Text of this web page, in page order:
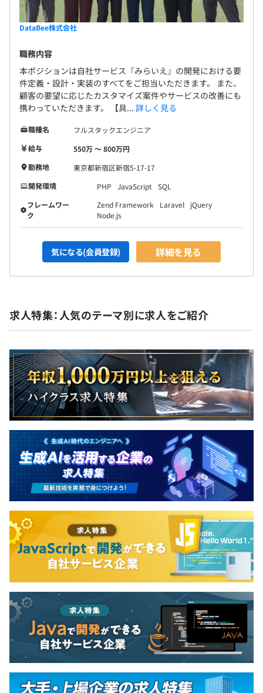
プロジェクトごとに選択、ウォーターフォール、アジャイ
■比較的コミュニケーションをとる機会が多い環境です！
全部門が１フロアで勤務しており、部門の垣根を超えたコ
ミュニケーションが多くあります。
また、開発部門では、出社での勤務時もオンラインで常時
接続しており、聞きたいことなどはその場ですぐ確認でき
ます。
ちょっと話が長くなりそうな場合は、ブレイクアウトルー
ることもあります。
Slackに記載した質問なども知っているメンバーがレスし
てくれるので、気軽に相談できる環境です。
す！
親切な社員が多く、わからないことがあったときも立場や
年齢関係なく、気軽に質問や相談ができる雰囲気がありま
す。全員がお互いに尊重しあい、対等に接してくれますの
で、人間関係で悩むことはありません。
【開発環境】
■使用言語：PHP／Node.js／JavaScript
■フレームワーク：Zend Framework／Laravel
■データベース：MySQL／DynamoDB
■ソースコード管理：GitHub
■プロジェクト管理：Cyboze Office／Google Spread
Sheet／Redmine
■情報共有ツール：Slack／GitHub
■その他：AWS／GCP／jQuery
半期ごとに個人の貢献を可能な限り見える化し、適性に報
いるという方針で評価基準を設定しています。
評価者と被評価者の評価がずれることはありません。納得
性の高い評価制度を実現しております。
全社約50名
DataBee株式会社
職務内容
本ポジションは自社サービス『みらいえ』の開発における要
件定義・設計・実装のすべてをご担当いただきます。 また、
顧客の要望に応じたカスタマイズ案件やサービスの改善にも
携わっていただきます。 【具... 詳しく見る
職種名
フルスタックエンジニア
給与
550万 〜 800万円
勤務地
東京都新宿区新宿5-17-17
開発環境
PHP JavaScript
SQL
フレームワー
ク
Zend Framework Laravel
jQuery
Node.js
気になる(会員登録) 詳細を見る
求人特集：人気のテーマ別に求人をご紹介